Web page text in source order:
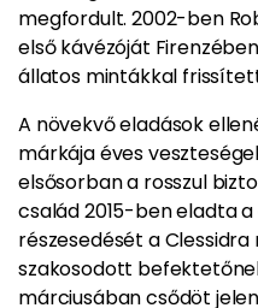
megfordult. 2002-ben
első kávézóját
állatos mintákkal
A növekvő eladások
márkája éves
elsősorban a rosszul
család 2015-ben eladta
részesedését a
szakosodott
márciusában csődöt